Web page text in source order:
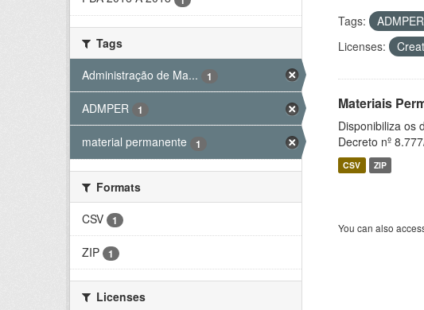
Tags
Administração de Ma...
1
ADMPER 1
material permanente 1
Formats
CSV
1
ZIP 1
Licenses
Tags: ADMPER
Licenses:
Materiais
Disponibiliza os
Decreto nº
CSV ZIP
You can also